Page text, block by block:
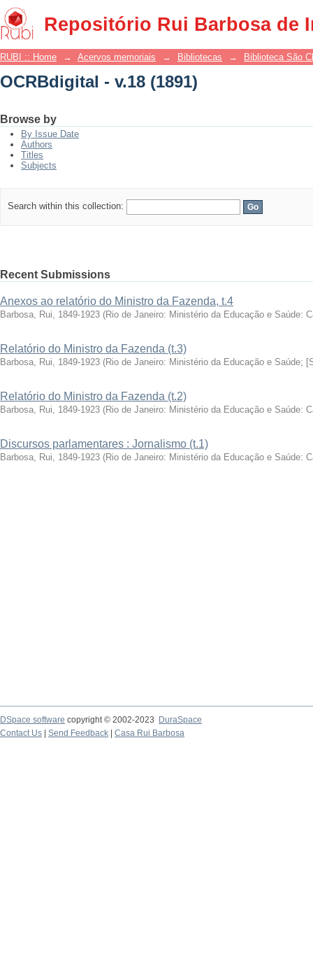
Repositório Rui Barbosa de
OCRBdigital - v.18 (1891)
RUBI :: Home → Acervos memoriais → Bibliotecas → Biblioteca São
OCRBdigital - v.18 (1891)
Browse by
By Issue Date
Authors
Titles
Subjects
Search within this collection:
Recent Submissions
Anexos ao relatório do Ministro da Fazenda, t.4
Barbosa, Rui, 1849-1923 (Rio de Janeiro: Ministério da Educação e Saúde:
Relatório do Ministro da Fazenda (t.3)
Barbosa, Rui, 1849-1923 (Rio de Janeiro: Ministério da Educação e Saúde;
Relatório do Ministro da Fazenda (t.2)
Barbosa, Rui, 1849-1923 (Rio de Janeiro: Ministério da Educação e Saúde:
Discursos parlamentares : Jornalismo (t.1)
Barbosa, Rui, 1849-1923 (Rio de Janeiro: Ministério da Educação e Saúde:
DSpace software copyright © 2002-2023
DuraSpace
Contact Us
Send Feedback Casa Rui Barbosa